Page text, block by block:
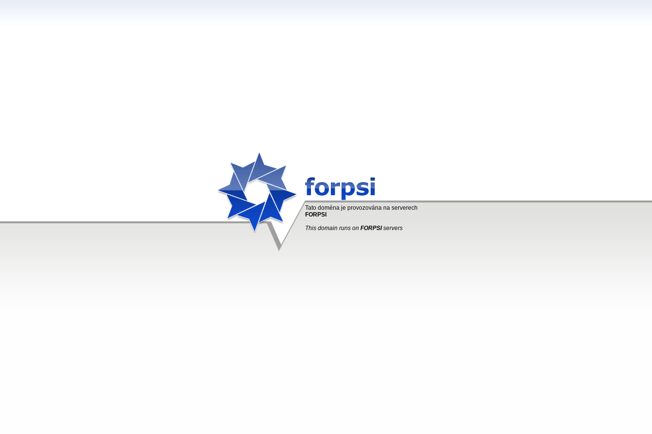
Tato doména je provozována na serverech
FORPSI
This domain runs on FORPSIservers